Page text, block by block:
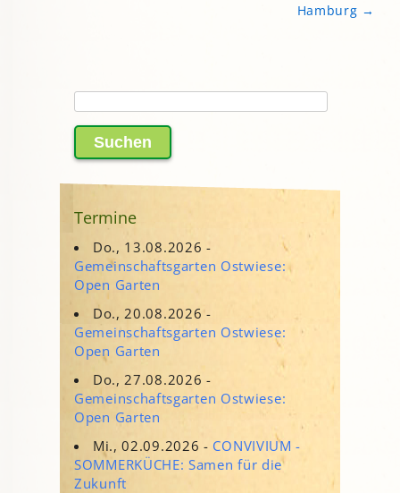
Hamburg →
nach:
Termine
Do., 13.08.2026 -
Gemeinschaftsgarten Ostwiese:
Open Garten
Do., 20.08.2026 -
Gemeinschaftsgarten Ostwiese:
Open Garten
Do., 27.08.2026 -
Gemeinschaftsgarten Ostwiese:
Open Garten
Mi., 02.09.2026 - CONVIVIUM -
SOMMERKÜCHE: Samen für die
Zukunft